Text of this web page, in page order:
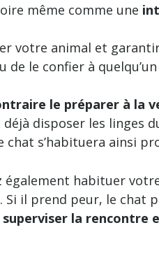
même comme une
votre animal et
de le confier à
le préparer à la
déjà disposer les linges
chat s’habituera ainsi
également habituer
. Si il prend peur, le chat
la rencontre